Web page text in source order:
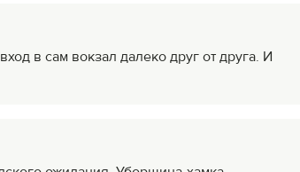
в сам вокзал далеко друг от друга. И